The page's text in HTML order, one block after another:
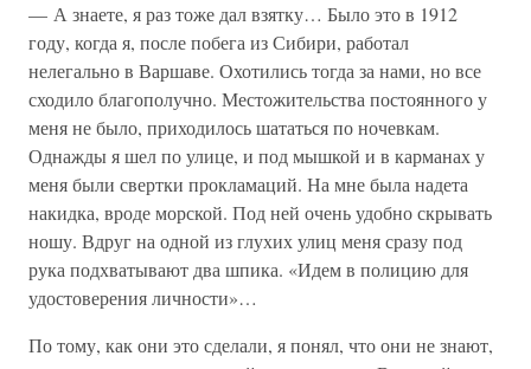
— А знаете, я раз тоже дал взятку… Было это в 1912
году, когда я, после побега из Сибири, работал
нелегально в Варшаве. Охотились тогда за нами, но все
сходило благополучно. Местожительства постоянного у
меня не было, приходилось шататься по ночевкам.
Однажды я шел по улице, и под мышкой и в карманах у
меня были свертки прокламаций. На мне была надета
накидка, вроде морской. Под ней очень удобно скрывать
ношу. Вдруг на одной из глухих улиц меня сразу под
рука подхватывают два шпика. «Идем в полицию для
удостоверения личности»…
По тому, как они это сделали, я понял, что они не знают,